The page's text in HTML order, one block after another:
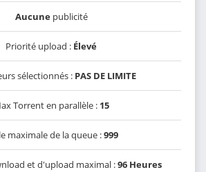
Aucunepublicité
Priorité upload : Élevé
sélectionnés : PAS DE LIMITE
Torrent en parallèle : 15
maximale de la queue :999
et d'upload maximal :96 Heures